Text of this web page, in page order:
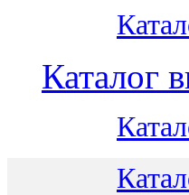
Каталог